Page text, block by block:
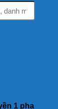
1 pha